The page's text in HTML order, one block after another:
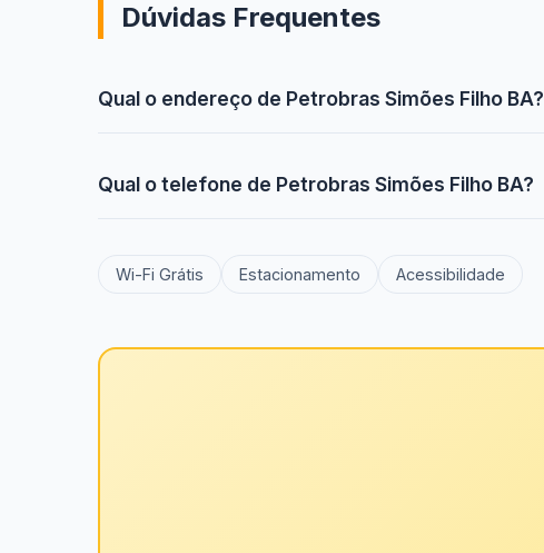
Dúvidas Frequentes
Qual o endereço de Petrobras Simões Filho BA?
Qual o telefone de Petrobras Simões Filho BA?
Wi-Fi Grátis Estacionamento Acessibilidade